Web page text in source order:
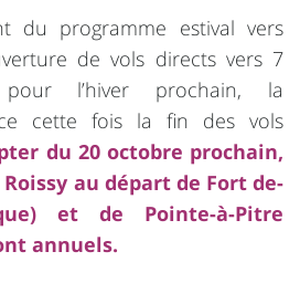
du programme estival vers
de vols directs vers 7
pour l’hiver prochain, la
cette fois la fin des vols
du 20 octobre prochain,
au départ de Fort de-
et de Pointe-à-Pitre
annuels.